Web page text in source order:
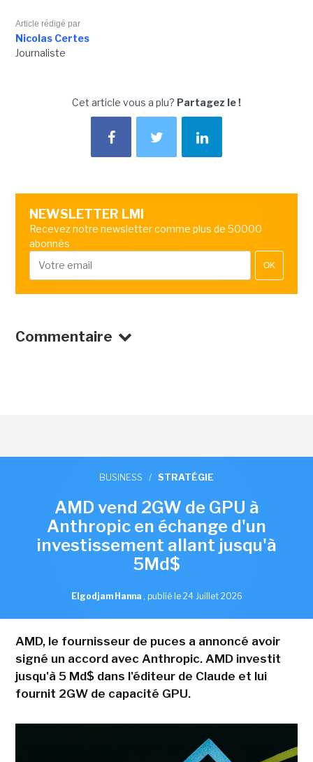
Article rédigé par
Nicolas Certes
Journaliste
Cet article vous a plu? Partagez le !
NEWSLETTER LMI
Recevez notre newsletter comme plus de 50000
abonnés
OK
Commentaire
BUSINESS / STRATÉGIE
AMD vend 2GW de GPU à
Anthropic en échange d'un
investissement allant jusqu'à
5Md$
Elgodjam Hanna , publié le 24 Juillet 2026
AMD, le fournisseur de puces a annoncé avoir
signé un accord avec Anthropic. AMD investit
jusqu'à 5 Md$ dans l'éditeur de Claude et lui
fournit 2GW de capacité GPU.